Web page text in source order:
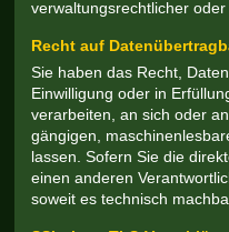
verwaltungsrechtlicher
Recht auf
Sie haben das Recht,
Einwilligung oder in
verarbeiten, an sich oder
gängigen,
lassen. Sofern Sie die
einen anderen
soweit es technisch